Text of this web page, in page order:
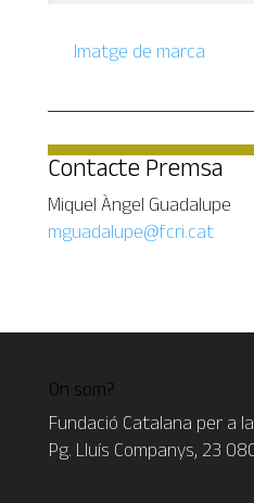
Imatge de marca
Contacte Premsa
Miquel Àngel Guadalupe
mguadalupe@fcri.cat
On som?
Fundació Catalana per a
Pg. Lluís Companys, 23